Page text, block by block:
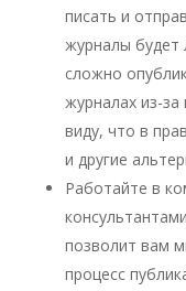
писать и
журналы будет
сложно
журналах из-за
виду, что в
и другие
Работайте в
позволит вам
процесс